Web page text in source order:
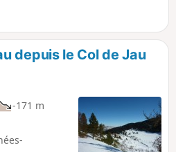
dégagée, sans neige et sans
un peu éprouvante puisque
très intéressante. Pour les
retour sur la partie la plus
d'effectuer une randonnée
de Jau 1506 m et le point (2) à
depuis le Col de Jau
-171 m